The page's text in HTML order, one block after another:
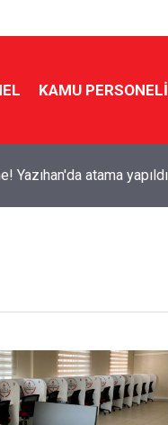
KAMU PERSONELİ
Yazıhan'da atama yapıldı